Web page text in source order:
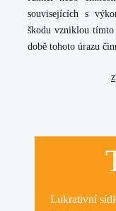
souvisejících s
škodu vzniklou
době tohoto úrazu
Lukrativní